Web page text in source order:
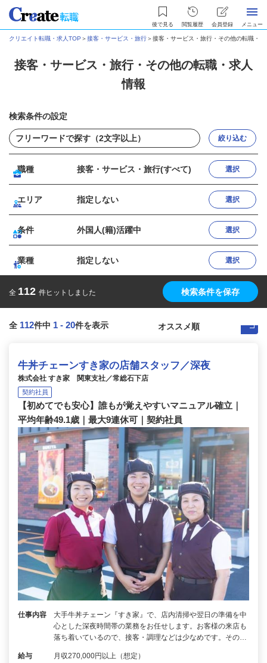
後で見る 閲覧履歴 会員登録 メニュー
クリエイト転職・求人TOP ＞接客・サービス・旅行＞接客・サービス・旅行・その他の転職・求
接客・サービス・旅行・その他の転職・求人
情報
検索条件の設定
絞り込む
職種 接客・サービス・旅行(すべて) 選択
エリア 指定しない 選択
条件 外国人(籍)活躍中 選択
業種 指定しない 選択
全 112 件ヒットしました 検索条件を保存
全 112件中 1 - 20件を表示
牛丼チェーンすき家の店舗スタッフ／深夜
株式会社 すき家 関東支社／常総石下店
契約社員
【初めてでも安心】誰もが覚えやすいマニュアル確立｜
平均年齢49.1歳｜最大9連休可｜契約社員
仕事内容
大手牛丼チェーン『すき家』で、店内清掃や翌日の準備を中
心とした深夜時間帯の業務をお任せします。お客様の来店も
落ち着いているので、接客・調理などは少なめです。その…
給与 月収270,000円以上（想定）